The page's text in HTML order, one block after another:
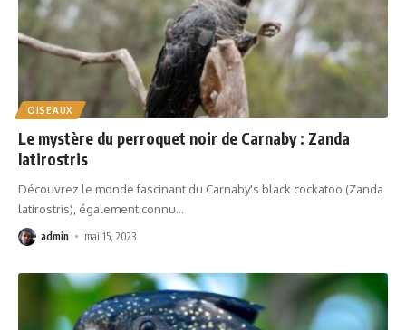
OISEAUX
Le mystère du perroquet noir de Carnaby : Zanda
latirostris
Découvrez le monde fascinant du Carnaby's black cockatoo (Zanda
latirostris), également connu…
admin mai 15, 2023